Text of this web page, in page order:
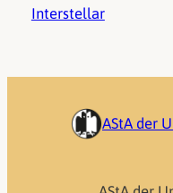
Interstellar
AStA der